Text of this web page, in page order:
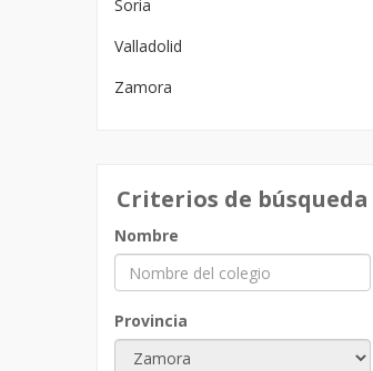
Soria
Valladolid
Zamora
Criterios de búsqueda
Nombre
Provincia